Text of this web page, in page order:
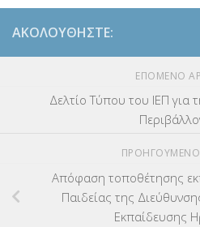
ΑΚΟΛΟΥΘΉΣΤΕ:
ΕΠΌΜΕΝΟ
Δελτίο Τύπου του ΙΕΠ για
Απόφαση τοποθέτησης
Παιδείας της
Εκπαίδευσης